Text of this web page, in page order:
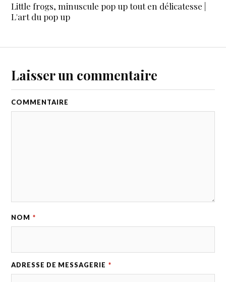
Little frogs, minuscule pop up tout en délicatesse |
L'art du pop up
Laisser un commentaire
COMMENTAIRE
NOM *
ADRESSE DE MESSAGERIE *